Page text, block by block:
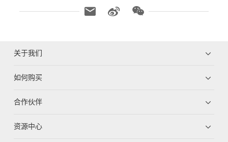
关于我们
如何购买
合作伙伴
资源中心